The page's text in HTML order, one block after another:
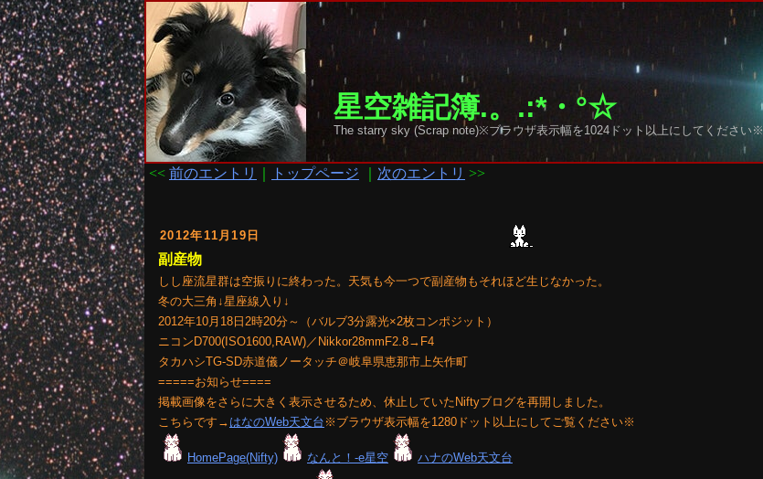
星空雑記簿.。.:*・°☆
The starry sky (Scrap note)※ブラウザ表示幅を1024ドット以上にしてください※
<< 前のエントリ トップページ 次のエントリ >>
2012年11月19日
副産物
しし座流星群は空振りに終わった。天気も今一つで副産物もそれほど生じなかった。
冬の大三角↓星座線入り↓
2012年10月18日2時20分～（バルブ3分露光×2枚コンポジット）
ニコンD700(ISO1600,RAW)／Nikkor28mmF2.8→F4
タカハシTG-SD赤道儀ノータッチ＠岐阜県恵那市上矢作町
=====お知らせ====
掲載画像をさらに大きく表示させるため、休止していたNiftyブログを再開しました。
こちらです→ はなのWeb天文台 ※ブラウザ表示幅を1280ドット以上にしてご覧ください※
HomePage(Nifty) なんと！-e星空 ハナのWeb天文台